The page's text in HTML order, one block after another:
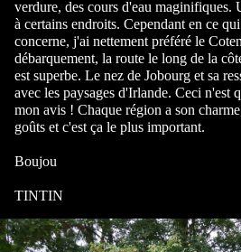
verdure, des cours d'eau maginifiques.
à certains endroits. Cependant en ce
concerne, j'ai nettement préféré le
débarquement, la route le long de la
est superbe. Le nez de Jobourg et sa
avec les paysages d'Irlande. Ceci n'est
mon avis ! Chaque région a son
goûts et c'est ça le plus important.
Boujou
TINTIN